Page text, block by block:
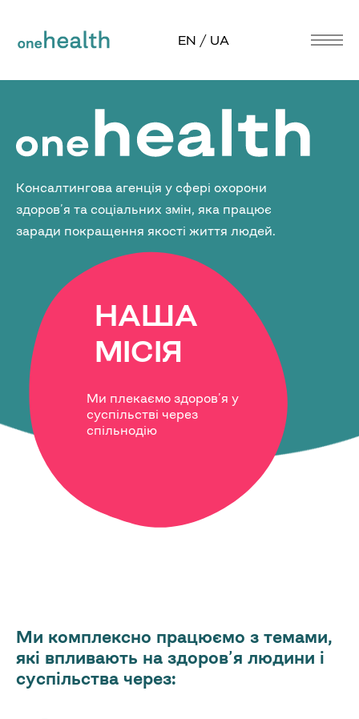
EN / UA
Консалтингова агенція у сфері охорони
здоров’я та соціальних змін, яка працює
заради покращення якості життя людей.
НАША
МІСІЯ
Ми плекаємо здоров’я у
суспільстві через
спільнодію
Ми комплексно працюємо з темами,
які впливають на здоров’я людини і
суспільства через: